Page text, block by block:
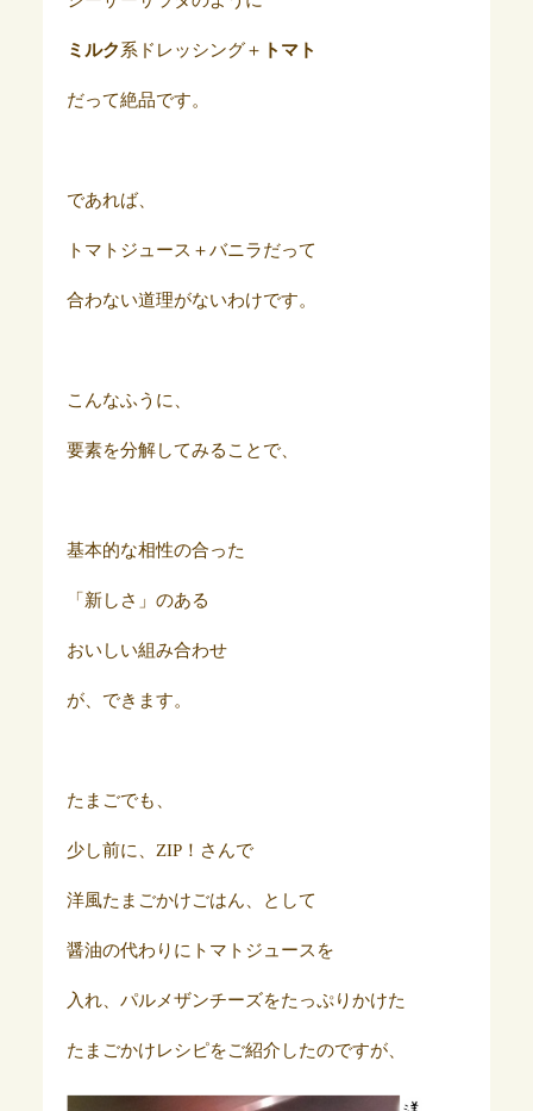
ミルク系ドレッシング＋ トマト
だって絶品です。
であれば、
トマトジュース＋バニラだって
合わない道理がないわけです。
こんなふうに、
要素を分解してみることで、
基本的な相性の合った
「新しさ」のある
おいしい組み合わせ
が、できます。
たまごでも、
少し前に、ZIP！さんで
洋風たまごかけごはん、として
醤油の代わりにトマトジュースを
入れ、パルメザンチーズをたっぷりかけた
たまごかけレシピをご紹介したのですが、